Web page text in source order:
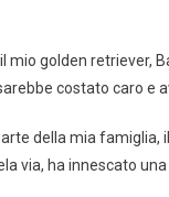
golden retriever,
costato caro e
della mia
via, ha innescato